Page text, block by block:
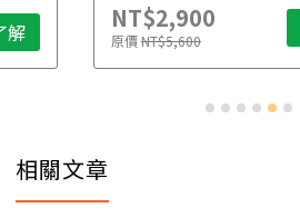
解 NT$2,900
原價NT$5,600
相關文章